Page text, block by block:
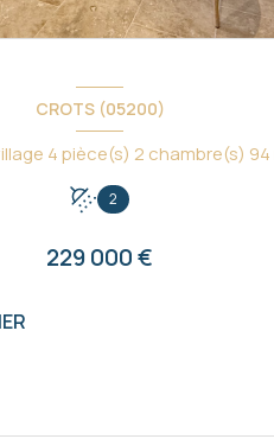
CROTS (05200)
2
229 000 €